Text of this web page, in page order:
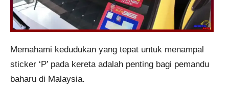
Memahami kedudukan yang tepat untuk menampal
sticker ‘P’ pada kereta adalah penting bagi pemandu
baharu di Malaysia.